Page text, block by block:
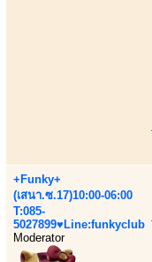
+Funky+
(เสนา.ซ.17)10:00-06:00
T:085-
5027899♥Line:funkyclub
Moderator